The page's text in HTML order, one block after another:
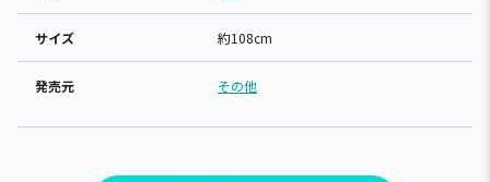
サイズ 約108cm
発売元 その他